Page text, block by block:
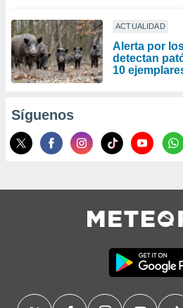
ACTUALIDAD
Alerta por
detectan
10
Síguenos